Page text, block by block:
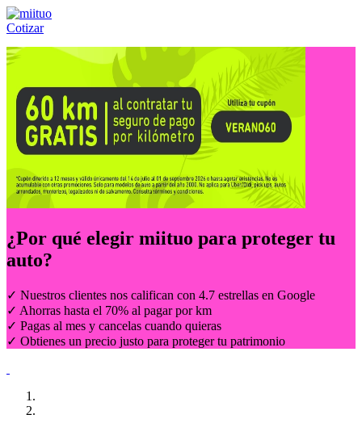
Cotizar
Llámanos al:(55) 84-21-05-00 ó
¿Por qué elegir miituo para proteger tu
auto?
✓ Nuestros clientes nos califican con 4.7 estrellas en Google
✓ Ahorras hasta el 70% al pagar por km
✓ Pagas al mes y cancelas cuando quieras
✓ Obtienes un precio justo para proteger tu patrimonio